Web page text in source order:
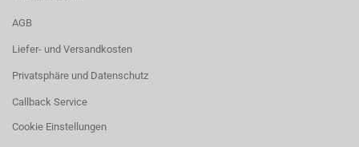
AGB
Liefer- und Versandkosten
Privatsphäre und Datenschutz
Callback Service
Cookie Einstellungen